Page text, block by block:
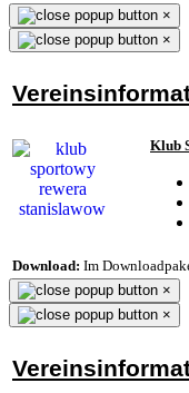
×
×
Klub
Download: Im
×
×